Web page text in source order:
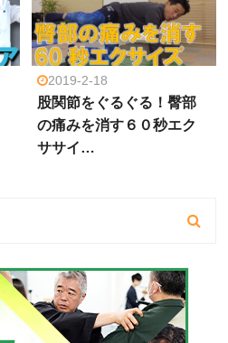
2019-2-18
股関節をぐるぐる！臀部
の痛みを消す６０秒エク
ササイ…